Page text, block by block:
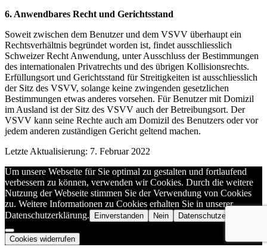
6. Anwendbares Recht und Gerichtsstand
Soweit zwischen dem Benutzer und dem VSVV überhaupt ein
Rechtsverhältnis begründet worden ist, findet ausschliesslich
Schweizer Recht Anwendung, unter Ausschluss der Bestimmungen
des internationalen Privatrechts und des übrigen Kollisionsrechts.
Erfüllungsort und Gerichtsstand für Streitigkeiten ist ausschliesslich
der Sitz des VSVV, solange keine zwingenden gesetzlichen
Bestimmungen etwas anderes vorsehen. Für Benutzer mit Domizil
im Ausland ist der Sitz des VSVV auch der Betreibungsort. Der
VSVV kann seine Rechte auch am Domizil des Benutzers oder vor
jedem anderen zuständigen Gericht geltend machen.
Letzte Aktualisierung: 7. Februar 2022
Um unsere Webseite für Sie optimal zu gestalten und fortlaufend
verbessern zu können, verwenden wir Cookies. Durch die weitere
Nutzung der Webseite stimmen Sie der Verwendung von Cookies
zu. Weitere Informationen zu Cookies erhalten Sie in unserer
Datenschutzerklärung.
Einverstanden Nein Datenschutzerklärung
Cookies widerrufen